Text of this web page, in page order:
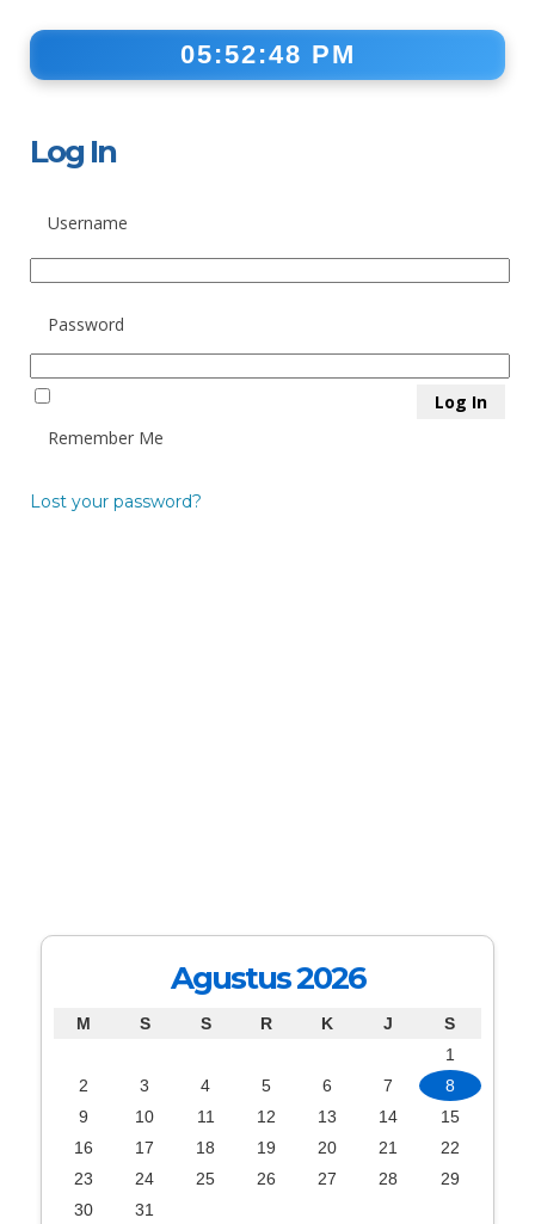
05:52:48 PM
Log In
Username
Password
Remember Me
Lost your password?
Agustus 2026
M S S R K J
S
1
2
3 4 5 6 7
8
9
10 11 12 13 14
15
16
17 18 19 20 21
22
23
24 25 26 27 28
29
30
31